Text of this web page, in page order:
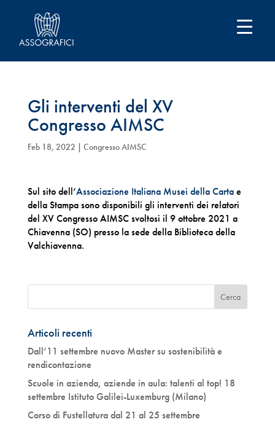
Gli interventi del XV
Congresso AIMSC
Feb 18, 2022 | Congresso AIMSC
Sul sito dell’Associazione Italiana Musei della Cartae
della Stampa sono disponibili gli interventi dei relatori
del XV Congresso AIMSC svoltosi il 9 ottobre 2021 a
Chiavenna (SO) presso la sede della Biblioteca della
Valchiavenna.
Articoli recenti
Dall’11 settembre nuovo Master su sostenibilità e
rendicontazione
Scuole in azienda, aziende in aula: talenti al top! 18
settembre Istituto Galilei-Luxemburg (Milano)
Corso di Fustellatura dal 21 al 25 settembre